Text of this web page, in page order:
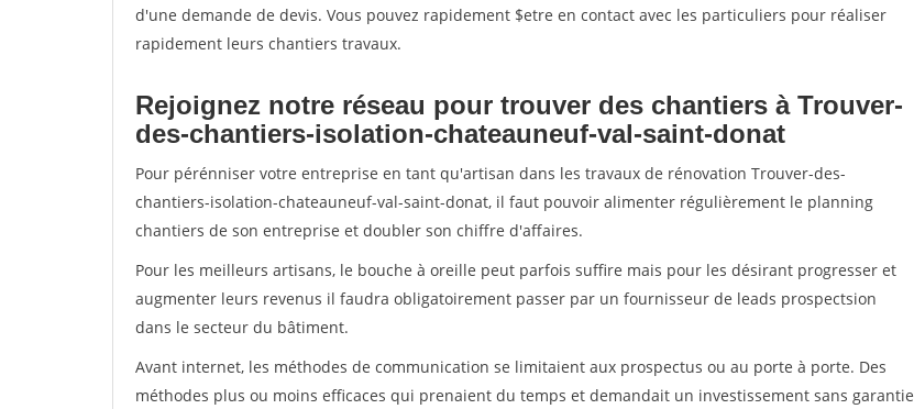
d'une demande de devis. Vous pouvez rapidement $etre en contact avec les particuliers pour réaliser
rapidement leurs chantiers travaux.
Rejoignez notre réseau pour trouver des chantiers à Trouver-
des-chantiers-isolation-chateauneuf-val-saint-donat
Pour pérénniser votre entreprise en tant qu'artisan dans les travaux de rénovation Trouver-des-
chantiers-isolation-chateauneuf-val-saint-donat, il faut pouvoir alimenter régulièrement le planning
chantiers de son entreprise et doubler son chiffre d'affaires.
Pour les meilleurs artisans, le bouche à oreille peut parfois suffire mais pour les désirant progresser et
augmenter leurs revenus il faudra obligatoirement passer par un fournisseur de leads prospectsion
dans le secteur du bâtiment.
Avant internet, les méthodes de communication se limitaient aux prospectus ou au porte à porte. Des
méthodes plus ou moins efficaces qui prenaient du temps et demandait un investissement sans garantie